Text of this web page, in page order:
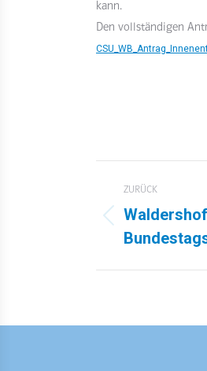
kann.
Den vollständigen
ZURÜCK
Beitrag: